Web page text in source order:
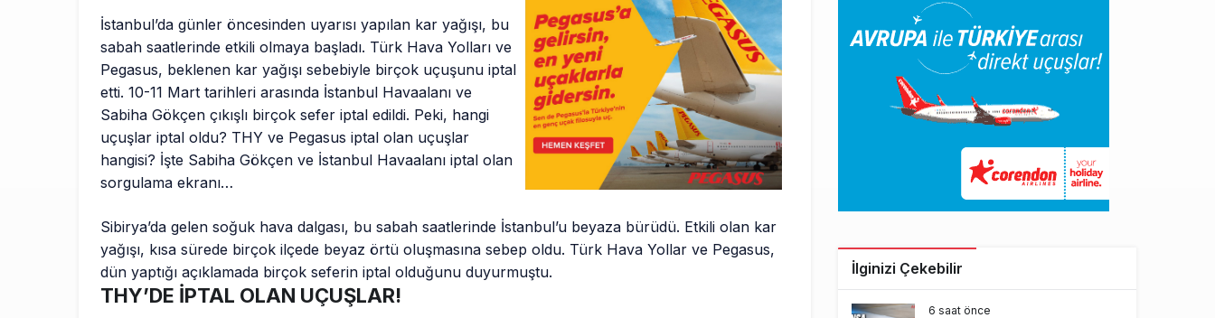
İstanbul’da günler öncesinden uyarısı yapılan kar yağışı, bu
sabah saatlerinde etkili olmaya başladı. Türk Hava Yolları ve
Pegasus, beklenen kar yağışı sebebiyle birçok uçuşunu iptal
etti. 10-11 Mart tarihleri arasında İstanbul Havaalanı ve
Sabiha Gökçen çıkışlı birçok sefer iptal edildi. Peki, hangi
uçuşlar iptal oldu? THY ve Pegasus iptal olan uçuşlar
hangisi? İşte Sabiha Gökçen ve İstanbul Havaalanı iptal olan
sorgulama ekranı…
Sibirya’da gelen soğuk hava dalgası, bu sabah saatlerinde İstanbul’u beyaza bürüdü. Etkili olan kar
yağışı, kısa sürede birçok ilçede beyaz örtü oluşmasına sebep oldu. Türk Hava Yollar ve Pegasus,
dün yaptığı açıklamada birçok seferin iptal olduğunu duyurmuştu.
THY’DE İPTAL OLAN UÇUŞLAR!
İlginizi Çekebilir
6 saat önce